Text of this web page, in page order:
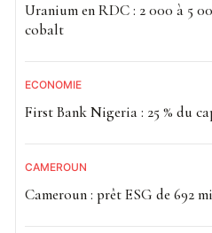
Uranium en RDC : 2 000 à 5
cobalt
ECONOMIE
First Bank Nigeria : 25 % du
CAMEROUN
Cameroun : prêt ESG de 692